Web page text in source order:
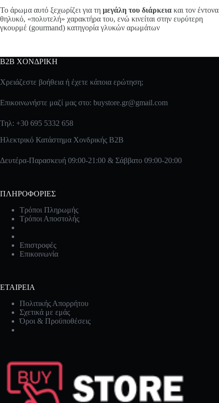
Το άρωμα αυτό ξεχωρίζει για τη μεγάλη του διάρκεια και τον έντονα
θηλυκό, «πολυτελή» χαρακτήρα του, ενώ κινείται στην ευρύτερη
γκουρμέ (gourmand) κατηγορία γλυκών αρωμάτων
B2B ΧΟΝΔΡΙΚΗ
Χρειάζεστε βοήθεια ή έχετε κάποια ερώτηση;
Επικοινωνήστε μαζί μας στο: buystore.gr@gmail.com
Τηλ: +30 695 5332 658
Ηλεκτρικό Κατάστημα Χονδρικής B2B
Δευτέρα-Παρασκευή 09:00-21:00 & Σάββατο 09:00-20:00
ΠΛΗΡΟΦΟΡΙΕΣ
Τρόποι Πληρωμής
Τρόποι Αποστολής
Επιστροφές
Επικοινωνία
ΕΤΑΙΡΕΙΑ
Πολιτικής Απορρήτου
Σχετικά με εμάς
Όροι & Προϋποθέσεις